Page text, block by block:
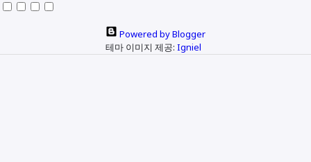
Powered by Blogger
테마 이미지 제공:Igniel